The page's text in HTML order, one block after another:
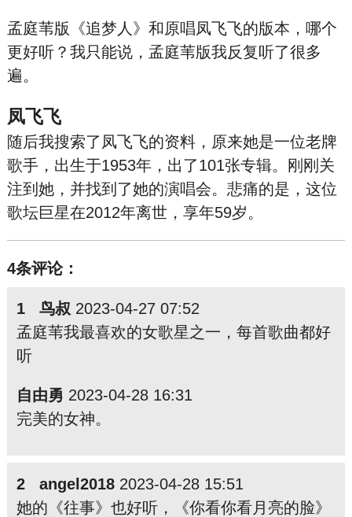
孟庭苇版《追梦人》和原唱凤飞飞的版本，哪个
更好听？我只能说，孟庭苇版我反复听了很多
遍。
凤飞飞
随后我搜索了凤飞飞的资料，原来她是一位老牌
歌手，出生于1953年，出了101张专辑。刚刚关
注到她，并找到了她的演唱会。悲痛的是，这位
歌坛巨星在2012年离世，享年59岁。
4条评论：
1 鸟叔 2023-04-27 07:52
孟庭苇我最喜欢的女歌星之一，每首歌曲都好
听
自由勇 2023-04-28 16:31
完美的女神。
2 angel20182023-04-28 15:51
她的《往事》也好听，《你看你看月亮的脸》